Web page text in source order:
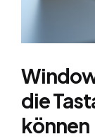
die
können